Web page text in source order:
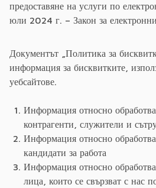
предоставяне на услуги по
юли 2024 г. – Закон за
Документът „Политика за
информация за бисквитките,
уебсайтове.
Информация относно
контрагенти, служители и
Информация относно
кандидати за работа
Информация относно
лица, които се свързват с нас